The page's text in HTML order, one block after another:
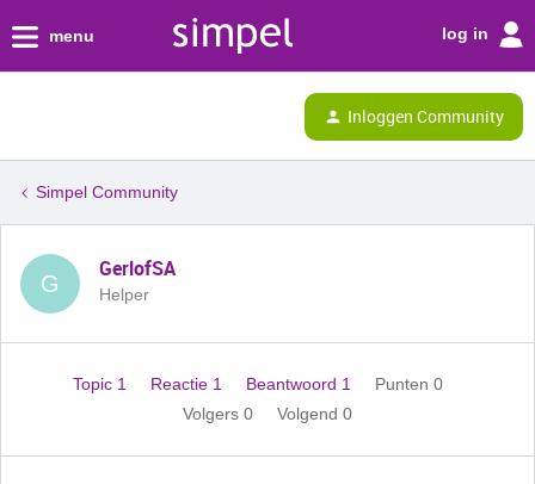
menu log in
Inloggen Community
Simpel Community
G
GerlofSA
Helper
Topic 1 Reactie 1 Beantwoord 1
Punten 0
Volgers 0 Volgend 0